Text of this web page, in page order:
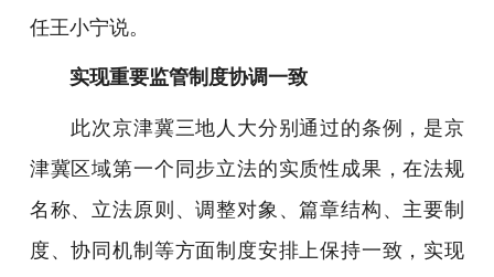
任王小宁说。
实现重要监管制度协调一致
此次京津冀三地人大分别通过的条例，是京
津冀区域第一个同步立法的实质性成果，在法规
名称、立法原则、调整对象、篇章结构、主要制
度、协同机制等方面制度安排上保持一致，实现